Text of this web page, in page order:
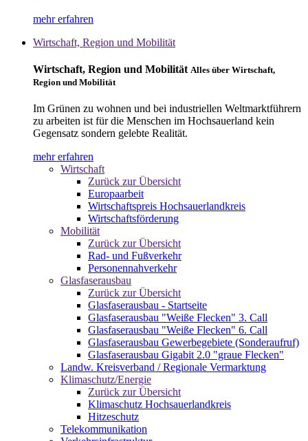
mehr erfahren
Wirtschaft, Region und Mobilität
Wirtschaft, Region und Mobilität Alles über Wirtschaft,
Region und Mobilität
Im Grünen zu wohnen und bei industriellen Weltmarktführern
zu arbeiten ist für die Menschen im Hochsauerland kein
Gegensatz sondern gelebte Realität.
mehr erfahren
Wirtschaft
Zurück zur Übersicht
Europaarbeit
Wirtschaftspreis Hochsauerlandkreis
Wirtschaftsförderung
Mobilität
Zurück zur Übersicht
Rad- und Fußverkehr
Personennahverkehr
Glasfaserausbau
Zurück zur Übersicht
Glasfaserausbau - Startseite
Glasfaserausbau "Weiße Flecken" 3. Call
Glasfaserausbau "Weiße Flecken" 6. Call
Glasfaserausbau Gewerbegebiete (Sonderaufruf)
Glasfaserausbau Gigabit 2.0 "graue Flecken"
Landw. Kreisverband / Regionale Vermarktung
Klimaschutz/Energie
Zurück zur Übersicht
Klimaschutz Hochsauerlandkreis
Hitzeschutz
Telekommunikation